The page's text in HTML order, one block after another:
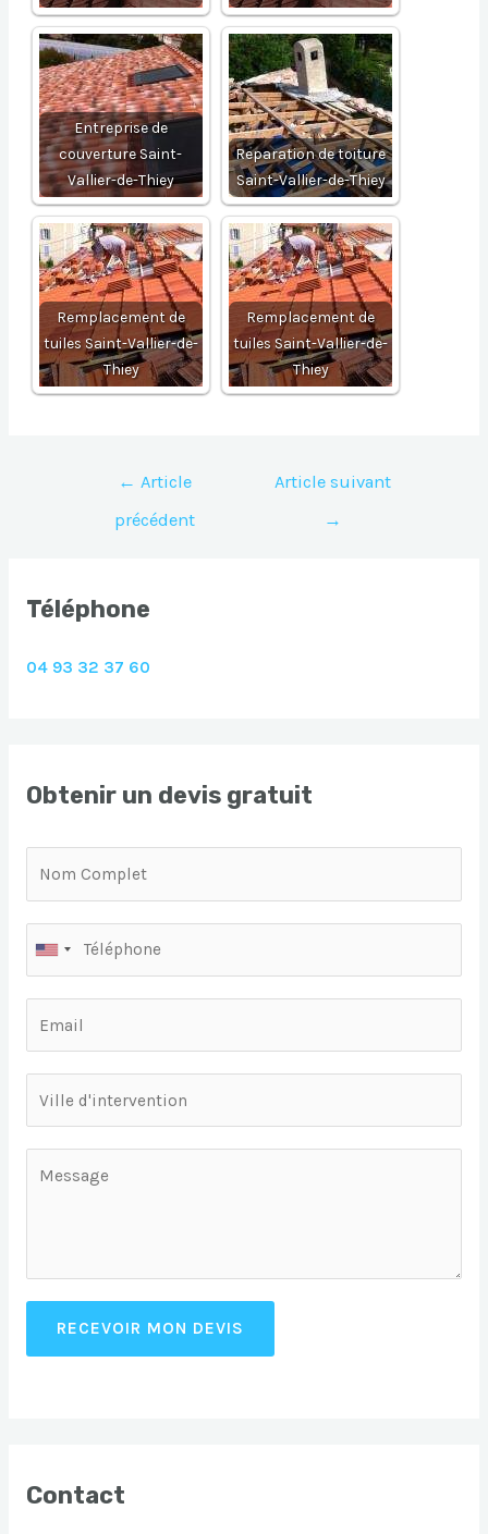
Entreprise de
couverture Saint-
Vallier-de-Thiey
Reparation de toiture
Saint-Vallier-de-Thiey
Remplacement de
tuiles Saint-Vallier-de-
Thiey
Remplacement de
tuiles Saint-Vallier-de-
Thiey
Navigation
l’article
← Article
précédent
Article suivant
→
Téléphone
04 93 32 37 60
Obtenir un devis gratuit
RECEVOIR MON DEVIS
Contact